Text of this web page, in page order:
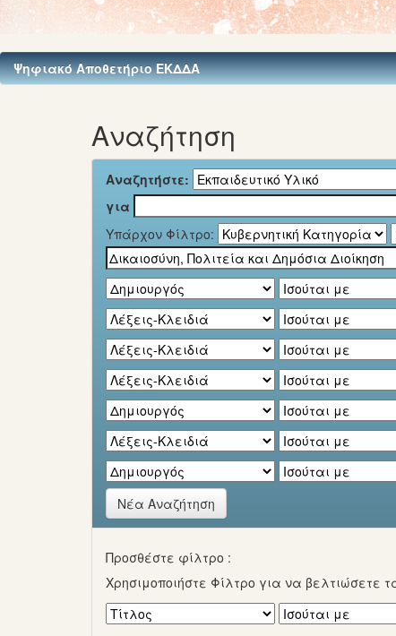
Ψηφιακό Αποθετήριο ΕΚΔΔΑ
Αναζήτηση
Αναζητήστε:
για
Υπάρχον Φίλτρο:
Νέα Αναζήτηση
Προσθέστε φίλτρο :
Χρησιμοποιήστε Φίλτρο για να βελτιώσετε